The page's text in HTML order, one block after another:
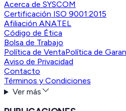
Acerca de SYSCOM
Certificación ISO 9001:2015
Afiliación ANATEL
Código de Ética
Bolsa de Trabajo
Política de VentaPolítica de
Aviso de Privacidad
Contacto
Términos y Condiciones
Ver más